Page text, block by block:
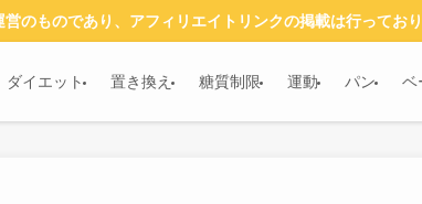
のものであり、アフィリエイトリンクの掲載は行ってお
ダイエット 置き換え 糖質制限 運動 パン ベ